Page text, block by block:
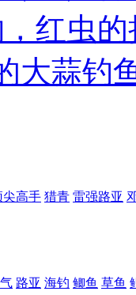
红虫
大蒜钓
尖高手 猎青 雷强路亚
路亚 海钓 鲫鱼 草鱼